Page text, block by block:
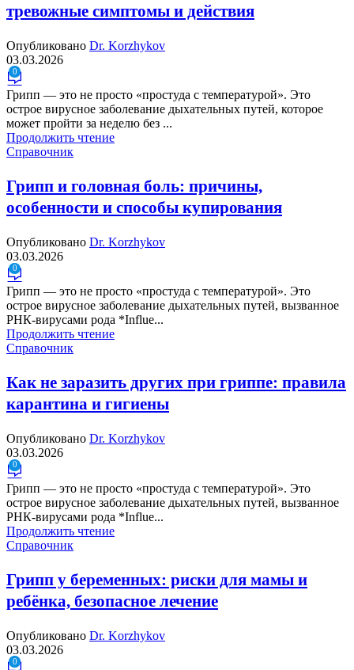
тревожные симптомы и действия
Опубликовано Dr. Korzhykov
03.03.2026
0
Грипп — это не просто «простуда с температурой». Это
острое вирусное заболевание дыхательных путей, которое
может пройти за неделю без ...
Продолжить чтение
Справочник
Грипп и головная боль: причины,
особенности и способы купирования
Опубликовано Dr. Korzhykov
03.03.2026
0
Грипп — это не просто «простуда с температурой». Это
острое вирусное заболевание дыхательных путей, вызванное
РНК-вирусами рода *Influe...
Продолжить чтение
Справочник
Как не заразить других при гриппе: правила
карантина и гигиены
Опубликовано Dr. Korzhykov
03.03.2026
0
Грипп — это не просто «простуда с температурой». Это
острое вирусное заболевание дыхательных путей, вызванное
РНК-вирусами рода *Influe...
Продолжить чтение
Справочник
Грипп у беременных: риски для мамы и
ребёнка, безопасное лечение
Опубликовано Dr. Korzhykov
03.03.2026
0